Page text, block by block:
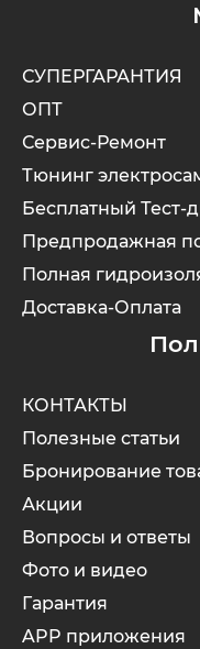
СУПЕРГАРАНТИЯ
ОПТ
Сервис-Ремонт
Тюнинг
Бесплатный Тест-
Предпродажная
Полная
Доставка-Оплата
КОНТАКТЫ
Полезные статьи
Бронирование
Акции
Вопросы и ответы
Фото и видео
Гарантия
APP приложения